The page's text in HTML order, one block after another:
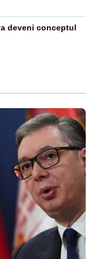
deveni conceptul